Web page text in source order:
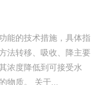
能的技术措施，具体指
法转移、吸收、降主要
浓度降低到可接受水
物质。 关于...